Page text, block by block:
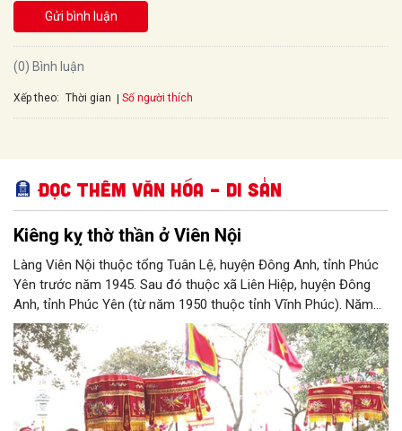
Gửi bình luận
(0) Bình luận
Xếp theo: Thời gian Số người thích
Đọc thêm Văn hóa – Di sản
Kiêng kỵ thờ thần ở Viên Nội
Làng Viên Nội thuộc tổng Tuân Lệ, huyện Đông Anh, tỉnh Phúc
Yên trước năm 1945. Sau đó thuộc xã Liên Hiệp, huyện Đông
Anh, tỉnh Phúc Yên (từ năm 1950 thuộc tỉnh Vĩnh Phúc). Năm
1961, làng được sáp nhập vào Hà Nội. Năm 1965, Viên Nội
thuộc xã Vân Nội; từ ngày 1/7/2025 thuộc xã Phúc Thịnh, Hà
Nội. Viên Nội thờ hai vị thần là Đống Băng và Uông Tá (thời
Hùng Vương thứ 18) cùng Diệu La công chúa, nữ tướng thời Hai
Bà Trưng.